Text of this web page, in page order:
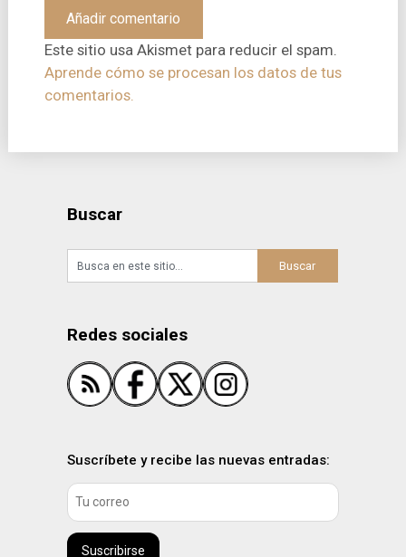
Este sitio usa Akismet para reducir el spam.
Aprende cómo se procesan los datos de tus
comentarios.
Buscar
Redes sociales
Suscríbete y recibe las nuevas entradas:
Suscribirse